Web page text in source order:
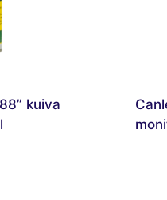
kuiva